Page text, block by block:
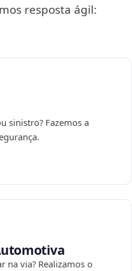
resposta ágil:
sinistro? Fazemos a
na via? Realizamos o